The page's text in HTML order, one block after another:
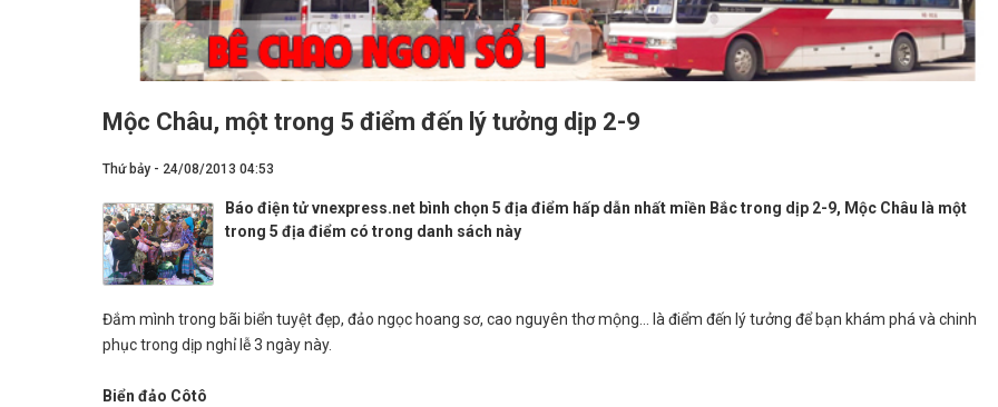
Mộc Châu, một trong 5 điểm đến lý tưởng dịp 2-9
Thứ bảy - 24/08/2013 04:53
Báo điện tử vnexpress.net bình chọn 5 địa điểm hấp dẫn nhất miền Bắc trong dịp 2-9, Mộc Châu là một
trong 5 địa điểm có trong danh sách này
Đắm mình trong bãi biển tuyệt đẹp, đảo ngọc hoang sơ, cao nguyên thơ mộng... là điểm đến lý tưởng để bạn khám phá và chinh
phục trong dịp nghỉ lễ 3 ngày này.
Biển đảo Côtô